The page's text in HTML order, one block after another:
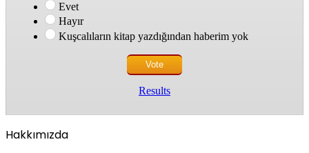
Evet
Hayır
Kuşcalıların kitap yazdığından haberim yok
Results
Hakkımızda